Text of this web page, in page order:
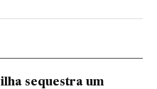
Twitter
en Instagram
Brasil en Facebook
sequestra um